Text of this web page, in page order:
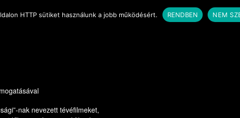
nak nevezett tévéfilmeket,
HTTP sütiket használunk a jobb működésért. RENDBEN NEM